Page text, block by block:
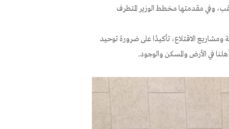
وفي مقدمتها مخطط الوزير المتطرف
الاقتلاع، تأكيدًا على ضرورة توحيد
في الأرض والمسكن والوجود.